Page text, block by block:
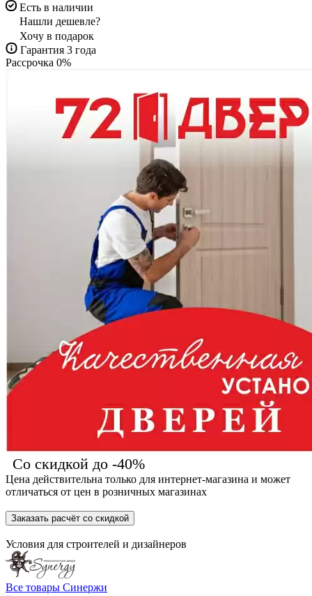
Есть в наличии
Нашли дешевле?
Хочу в подарок
Гарантия 3 года
Рассрочка 0%
Со скидкой до -40%
Цена действительна только для интернет-магазина и может
отличаться от цен в розничных магазинах
Заказать расчёт со скидкой
Условия для строителей и дизайнеров
Все товары Синержи